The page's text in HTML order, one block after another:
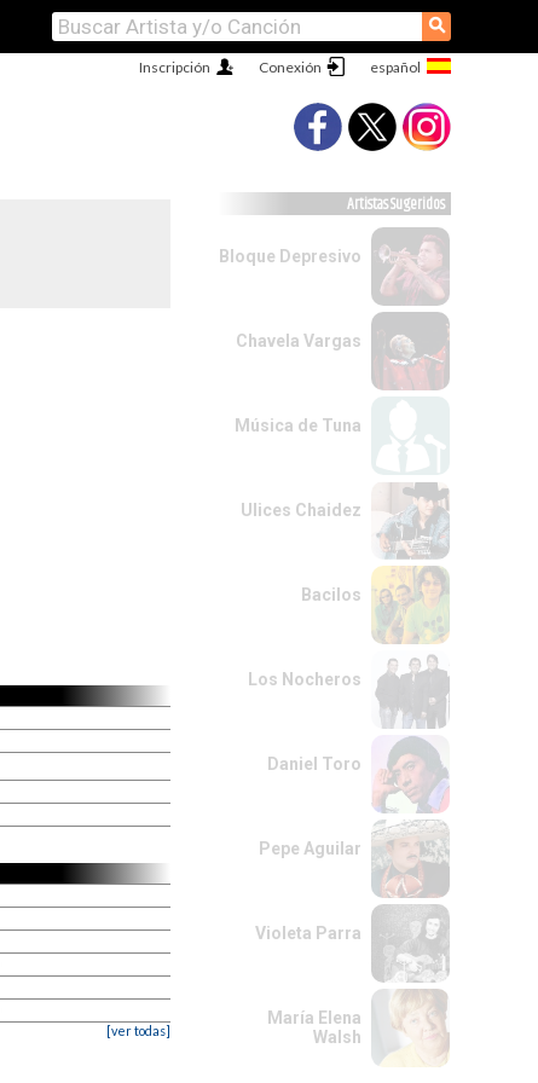
⚲
Conexión
Inscripción
[ver todas]
Artistas Sugeridos
Bloque Depresivo
Chavela Vargas
Música de Tuna
Ulices Chaidez
Bacilos
Los Nocheros
Daniel Toro
Pepe Aguilar
Violeta Parra
María Elena
Walsh